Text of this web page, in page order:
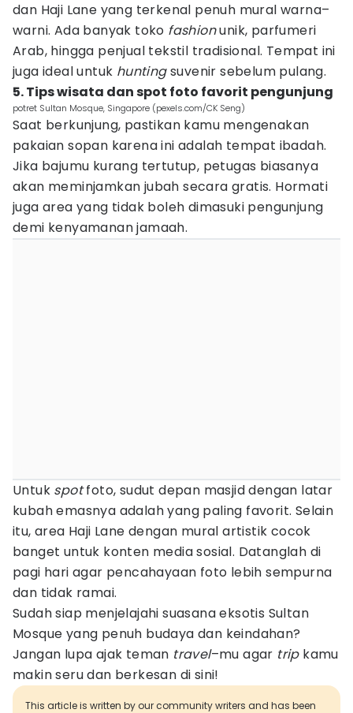
dan Haji Lane yang terkenal penuh mural warna–
warni. Ada banyak toko fashionunik, parfumeri
Arab, hingga penjual tekstil tradisional. Tempat ini
juga ideal untuk huntingsuvenir sebelum pulang.
5. Tips wisata dan spot foto favorit pengunjung
potret Sultan Mosque, Singapore (pexels.com/CK Seng)
Saat berkunjung, pastikan kamu mengenakan
pakaian sopan karena ini adalah tempat ibadah.
Jika bajumu kurang tertutup, petugas biasanya
akan meminjamkan jubah secara gratis. Hormati
juga area yang tidak boleh dimasuki pengunjung
demi kenyamanan jamaah.
Untuk spotfoto, sudut depan masjid dengan latar
kubah emasnya adalah yang paling favorit. Selain
itu, area Haji Lane dengan mural artistik cocok
banget untuk konten media sosial. Datanglah di
pagi hari agar pencahayaan foto lebih sempurna
dan tidak ramai.
Sudah siap menjelajahi suasana eksotis Sultan
Mosque yang penuh budaya dan keindahan?
Jangan lupa ajak teman travel–mu agar tripkamu
makin seru dan berkesan di sini!
This article is written by our community writers and has been